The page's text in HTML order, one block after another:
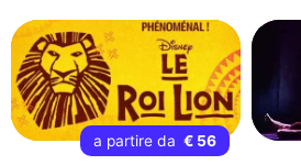
a partire da € 56